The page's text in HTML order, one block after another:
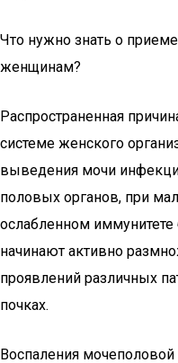
Что нужно знать о
женщинам?
Распространенная
системе женского
выведения мочи
половых органов, при
ослабленном
начинают активно
проявлений различных
почках.
Воспаления